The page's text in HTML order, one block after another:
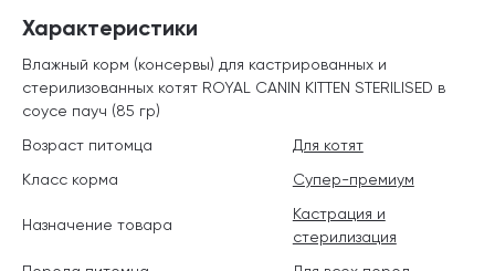
Характеристики
Влажный корм (консервы) для кастрированных и
стерилизованных котят ROYAL CANIN KITTEN STERILISED в
соусе пауч (85 гр)
Возраст питомца
Для котят
Класс корма
Супер-премиум
Назначение товара
Кастрация и
стерилизация